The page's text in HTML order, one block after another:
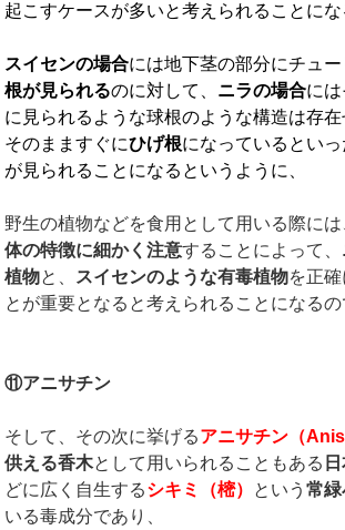
起こすケースが多いと考えられることにな
スイセンの場合には地下茎の部分にチュ
根が見られるのに対して、 ニラの場合に
に見られるような球根のような構造は存
そのまますぐにひげ根になっているといっ
が見られることになるというように、
野生の植物などを食用として用いる際に
体の特徴に細かく注意することによって、
植物と、 スイセンのような有毒植物を正
とが重要となると考えられることになるの
⑪アニサチン
そして、その次に挙げるアニサチン（
供える香木として用いられることもある
どに広く自生するシキミ（樒） という常
いる毒成分であり、